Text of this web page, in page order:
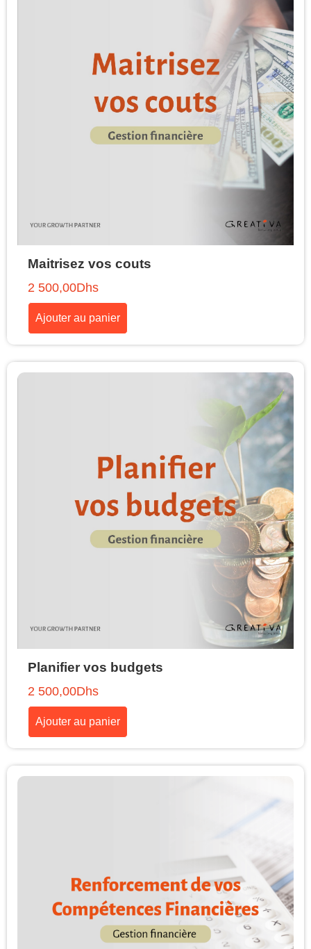
Maitrisez vos couts
2 500,00Dhs
Ajouter au panier
Planifier vos budgets
2 500,00Dhs
Ajouter au panier